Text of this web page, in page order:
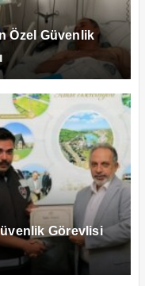
Özel Güvenlik
Görevlisi